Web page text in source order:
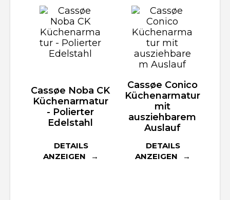
Cassøe Noba CK
Küchenarmatur
- Polierter
Edelstahl
DETAILS
ANZEIGEN
Cassøe Conico
Küchenarmatur
mit
ausziehbarem
Auslauf
DETAILS
ANZEIGEN